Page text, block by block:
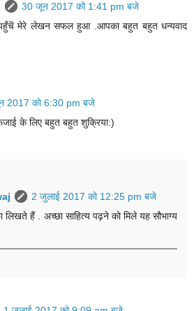
30 जून 2017 को 1:41 pm बजे
मेरे लेखन सफल हुआ .आपका बहुत बहुत धन्यवाद
2017 को 6:30 pm बजे
के लिए बहुत बहुत शुक्रिया:)
2 जुलाई 2017 को 12:25 pm बजे
हैं . अच्छा साहित्य‎ पढ़ने को मिले यह सौभाग्य